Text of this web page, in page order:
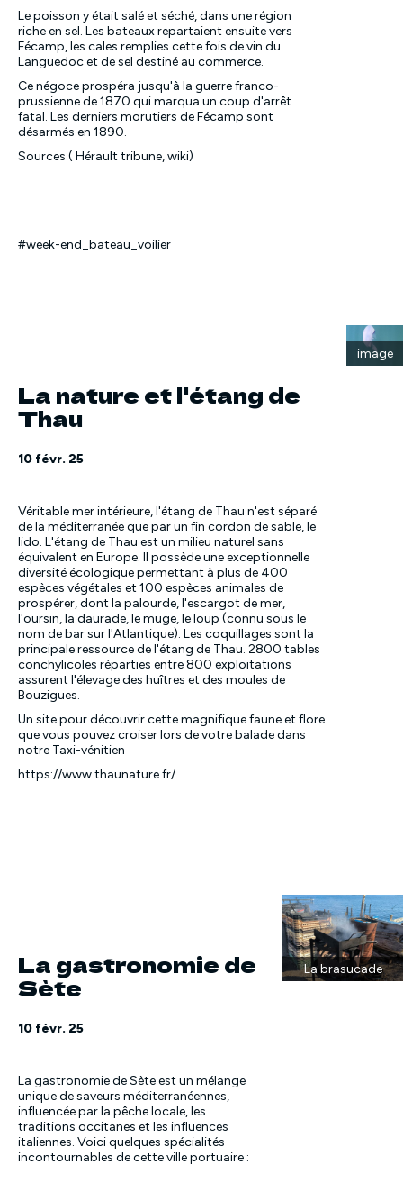
Le poisson y était salé et séché, dans une région
riche en sel. Les bateaux repartaient ensuite vers
Fécamp, les cales remplies cette fois de vin du
Languedoc et de sel destiné au commerce.
Ce négoce prospéra jusqu'à la guerre franco-
prussienne de 1870 qui marqua un coup d'arrêt
fatal. Les derniers morutiers de Fécamp sont
désarmés en 1890.
Sources ( Hérault tribune, wiki)
#week-end_bateau_voilier
La nature et l'étang de
Thau
10 févr. 25
Véritable mer intérieure, l'étang de Thau n'est séparé
de la méditerranée que par un fin cordon de sable, le
lido. L'étang de Thau est un milieu naturel sans
équivalent en Europe. Il possède une exceptionnelle
diversité écologique permettant à plus de 400
espèces végétales et 100 espèces animales de
prospérer, dont la palourde, l'escargot de mer,
l'oursin, la daurade, le muge, le loup (connu sous le
nom de bar sur l'Atlantique). Les coquillages sont la
principale ressource de l'étang de Thau. 2800 tables
conchylicoles réparties entre 800 exploitations
assurent l'élevage des huîtres et des moules de
Bouzigues.
Un site pour découvrir cette magnifique faune et flore
que vous pouvez croiser lors de votre balade dans
notre Taxi-vénitien
https://www.thaunature.fr/
image
La gastronomie de
Sète
10 févr. 25
La gastronomie de Sète est un mélange
unique de saveurs méditerranéennes,
influencée par la pêche locale, les
traditions occitanes et les influences
italiennes. Voici quelques spécialités
incontournables de cette ville portuaire :
La brasucade